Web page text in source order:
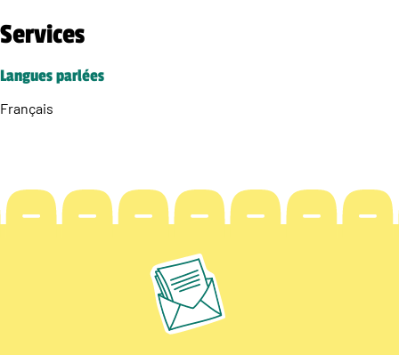
Services
Langues parlées
Français